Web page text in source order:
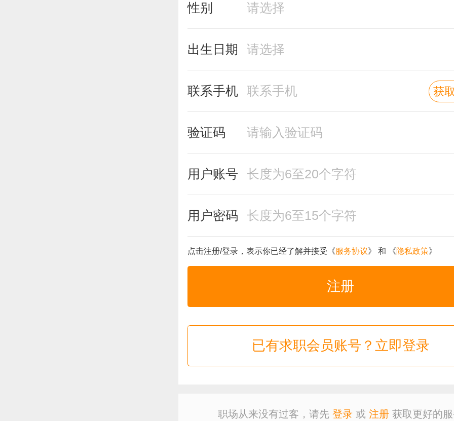
性别
出生日期
联系手机 获
验证码
用户账号
用户密码
点击注册/登录，表示你已经了解并接受《服务协议》 和 《隐私政策》
注册
已有求职会员账号？立即登录
职场从来没有过客，请先 登录 或 注册 获取更好的